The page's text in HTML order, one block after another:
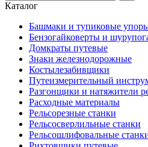
Каталог
Башмаки и тупиковые
Бензогайковерты и
Домкраты путевые
Знаки железнодорожные
Костылезабивщики
Путеизмерительный
Разгонщики и натяжители
Расходные материалы
Рельсорезные станки
Рельсосверлильные станки
Рельсошлифовальные